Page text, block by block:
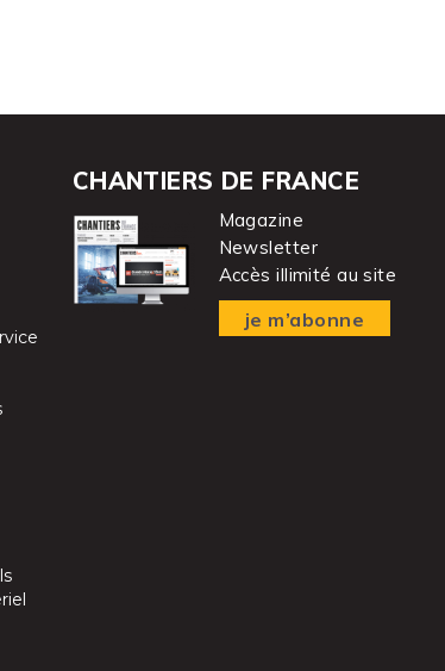
CHANTIERS DE FRANCE
Magazine
Newsletter
Accès illimité au site
je m’abonne